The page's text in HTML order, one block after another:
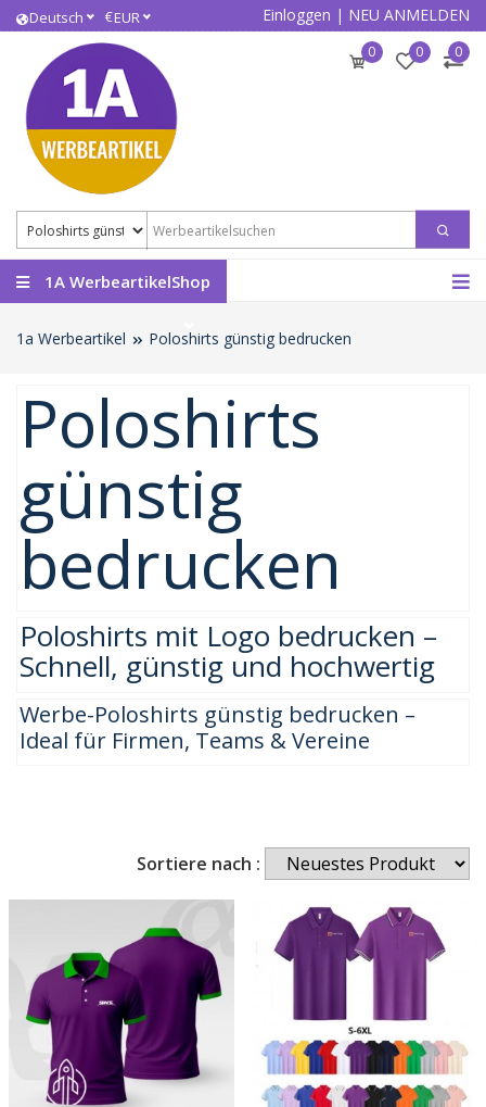
Deutsch €EUR Einloggen | NEU ANMELDEN
0 0 0
1A WerbeartikelShop
1a Werbeartikel Poloshirts günstig bedrucken
Poloshirts
günstig
bedrucken
Poloshirts mit Logo bedrucken –
Schnell, günstig und hochwertig
Werbe-Poloshirts günstig bedrucken –
Ideal für Firmen, Teams & Vereine
Sortiere nach :